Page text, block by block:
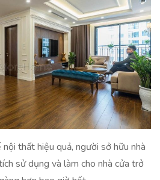
thất hiệu quả, người sở hữu nhà
sử dụng và làm cho nhà cửa trở